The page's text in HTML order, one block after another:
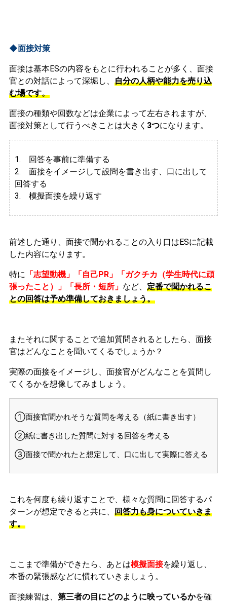
◆面接対策
面接は基本ESの内容をもとに行われることが多く、面接
官との対話によって深堀し、 自分の人柄や能力を売り込
む場です。
面接の種類や回数などは企業によって左右されますが、
面接対策として行うべきことは大きく 3つになります。
1. 回答を事前に準備する
2. 面接をイメージして設問を書き出す、口に出して
回答する
3. 模擬面接を繰り返す
前述した通り、面接で聞かれることの入り口はESに記載
した内容になります。
特に 「志望動機」「自己PR」「ガクチカ（学生時代に頑
張ったこと）」「長所・短所」 など、 定番で聞かれるこ
との回答は予め準備しておきましょう。
またそれに関することで追加質問されるとしたら、面接
官はどんなことを聞いてくるでしょうか？
実際の面接をイメージし、面接官がどんなことを質問し
てくるかを想像してみましょう。
①面接官聞かれそうな質問を考える（紙に書き出す）
②紙に書き出した質問に対する回答を考える
③面接で聞かれたと想定して、口に出して実際に答える
これを何度も繰り返すことで、様々な質問に回答するパ
ターンが想定できると共に、 回答力も身についていきま
す。
ここまで準備ができたら、あとは模擬面接を繰り返し、
本番の緊張感などに慣れていきましょう。
面接練習は、 第三者の目にどのように映っているかを確